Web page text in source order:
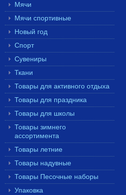
Мячи
Мячи спортивные
Новый год
Спорт
Сувениры
Ткани
Товары для активного отдыха
Товары для праздника
Товары для школы
Товары зимнего
ассортимента
Товары летние
Товары надувные
Товары Песочные наборы
Упаковка